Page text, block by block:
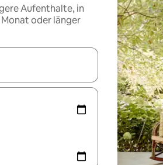
Aufenthalte, in
oder länger
sind, navigiere mit den Pfeiltasten nach